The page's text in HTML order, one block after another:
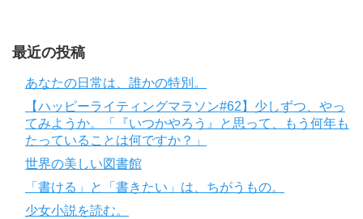
最近の投稿
あなたの日常は、誰かの特別。
【ハッピーライティングマラソン#62】少しずつ、やっ
てみようか。「『いつかやろう』と思って、もう何年も
たっていることは何ですか？」
世界の美しい図書館
「書ける」と「書きたい」は、ちがうもの。
少女小説を読む。